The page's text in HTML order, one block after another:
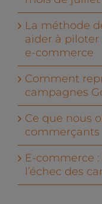
La méthode
aider à
e-commerce
Comment
campagnes
Ce que nous
commerçants
E-commerce
l’échec des